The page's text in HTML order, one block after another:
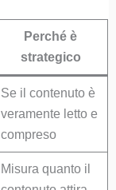
Perché è
strategico
Se il contenuto è
veramente letto e
compreso
Misura quanto il